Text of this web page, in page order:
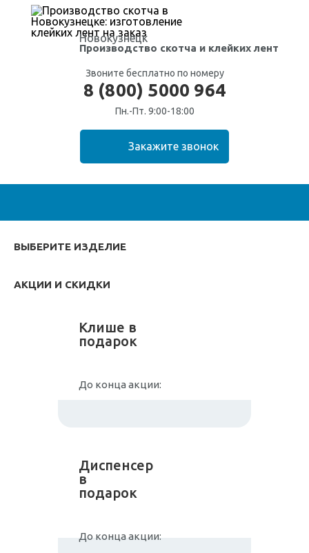
Новокузнецк
Производство скотча и клейких лент
Звоните бесплатно по номеру
8 (800) 5000 964
Пн.-Пт. 9:00-18:00
ВЫБЕРИТЕ ИЗДЕЛИЕ
АКЦИИ И СКИДКИ
Клише в
подарок
До конца акции:
Диспенсер
в
подарок
До конца акции: